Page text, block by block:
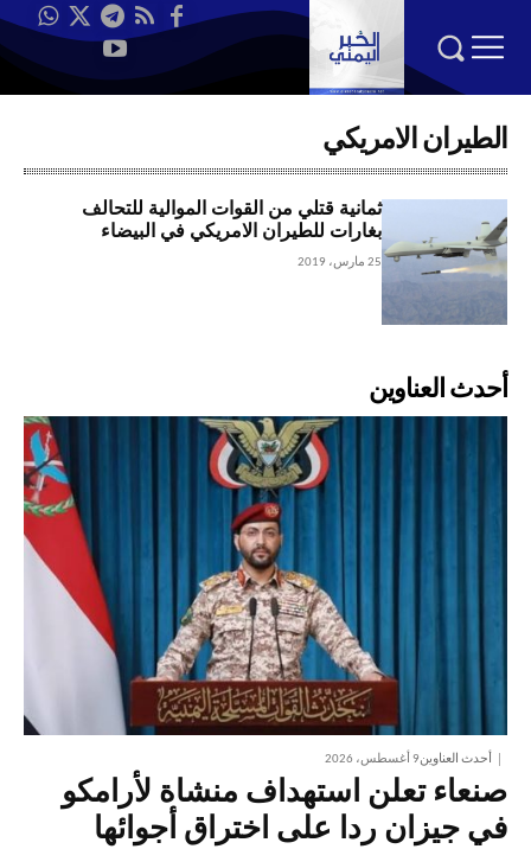
الطيران الامريكي
ثمانية قتلي من القوات الموالية للتحالف
بغارات للطيران الامريكي في البيضاء
25 مارس، 2019
أحدث العناوين
أحدث العناوين9 أغسطس، 2026
صنعاء تعلن استهداف منشاة لأرامكو
في جيزان ردا على اختراق أجوائها